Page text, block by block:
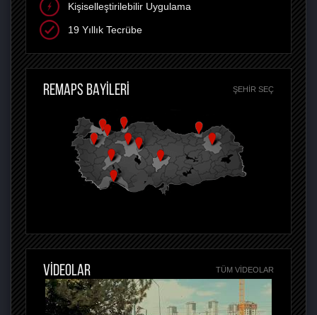
Kişiselleştirilebilir Uygulama
19 Yıllık Tecrübe
REMAPS BAYİLERİ ŞEHIR SEÇ
VİDEOLAR TÜM VIDEOLAR